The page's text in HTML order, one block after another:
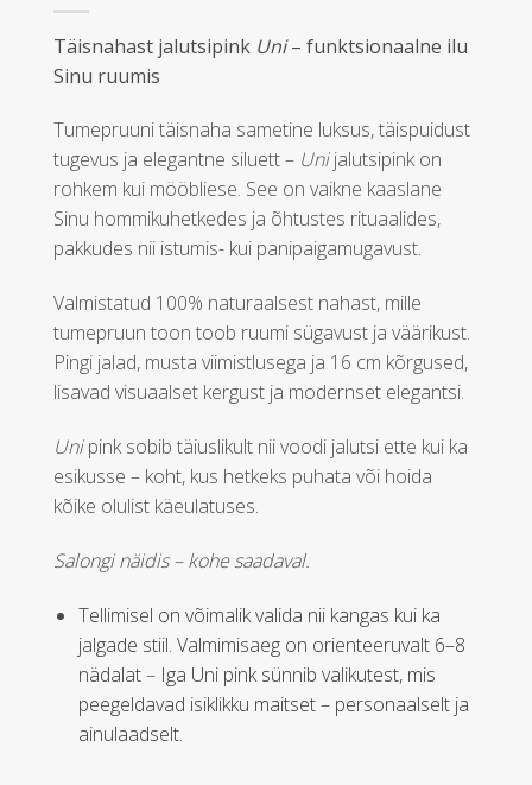
Täisnahast jalutsipink Uni– funktsionaalne ilu
Sinu ruumis
Tumepruuni täisnaha sametine luksus, täispuidust
tugevus ja elegantne siluett – Unijalutsipink on
rohkem kui mööbliese. See on vaikne kaaslane
Sinu hommikuhetkedes ja õhtustes rituaalides,
pakkudes nii istumis- kui panipaigamugavust.
Valmistatud 100% naturaalsest nahast, mille
tumepruun toon toob ruumi sügavust ja väärikust.
Pingi jalad, musta viimistlusega ja 16 cm kõrgused,
lisavad visuaalset kergust ja modernset elegantsi.
Unipink sobib täiuslikult nii voodi jalutsi ette kui ka
esikusse – koht, kus hetkeks puhata või hoida
kõike olulist käeulatuses.
Salongi näidis – kohe saadaval.
Tellimisel on võimalik valida nii kangas kui ka
jalgade stiil. Valmimisaeg on orienteeruvalt 6–8
nädalat– Iga Uni pink sünnib valikutest, mis
peegeldavad isiklikku maitset – personaalselt ja
ainulaadselt.